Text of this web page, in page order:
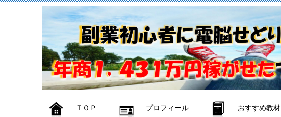
ＴＯＰ プロフィール おすすめ教材